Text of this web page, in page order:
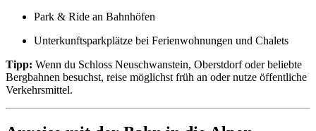
Park & Ride an Bahnhöfen
Unterkunftsparkplätze bei Ferienwohnungen und Chalets
Tipp: Wenn du Schloss Neuschwanstein, Oberstdorf oder beliebte
Bergbahnen besuchst, reise möglichst früh an oder nutze öffentliche
Verkehrsmittel.